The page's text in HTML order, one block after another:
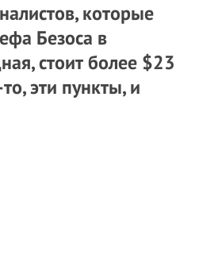
которые
Безоса в
стоит более $23
эти пункты, и